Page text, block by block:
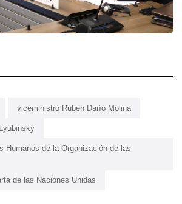
viceministro Rubén Darío Molina
Humanos de la Organización de las
de las Naciones Unidas